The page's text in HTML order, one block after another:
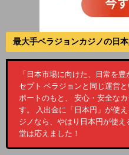
最大手ベラジョンカジノの日
「日本市場に向けた、日常を
セプト ベラジョンと同じ運営
ポートのもと、 安心・安全な
す。 入出金に「日本円」が使
ジノなら、やはり日本円が使
堂は応えました！